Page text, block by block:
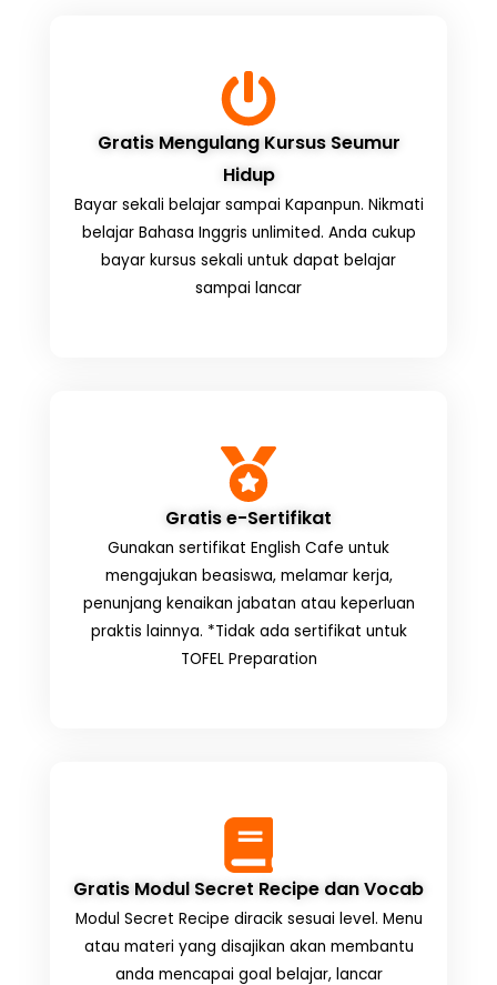
Gratis Mengulang Kursus Seumur
Hidup
Bayar sekali belajar sampai Kapanpun. Nikmati
belajar Bahasa Inggris unlimited. Anda cukup
bayar kursus sekali untuk dapat belajar
sampai lancar
Gratis e-Sertifikat
Gunakan sertifikat English Cafe untuk
mengajukan beasiswa, melamar kerja,
penunjang kenaikan jabatan atau keperluan
praktis lainnya. *Tidak ada sertifikat untuk
TOFEL Preparation
Gratis Modul Secret Recipe dan Vocab
Modul Secret Recipe diracik sesuai level. Menu
atau materi yang disajikan akan membantu
anda mencapai goal belajar, lancar